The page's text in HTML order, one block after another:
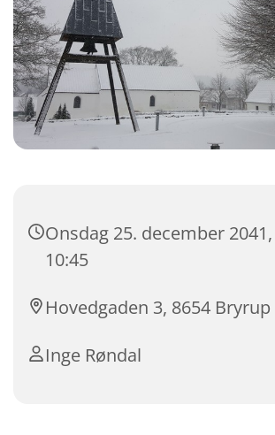
Onsdag 25. december
10:45
Hovedgaden 3, 8654 Bryrup
Inge Røndal